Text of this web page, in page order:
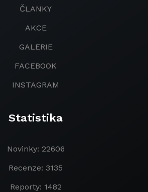
ČLANKY
AKCE
GALERIE
FACEBOOK
INSTAGRAM
Statistika
Novinky: 22606
Recenze: 3135
Reporty: 1482